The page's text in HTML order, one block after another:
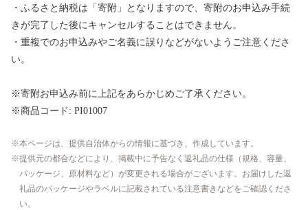
・ふるさと納税は「寄附」となりますので、寄附のお申込み手続
きが完了した後にキャンセルすることはできません。
・重複でのお申込みやご名義に誤りなどがないようご注意くださ
い。
※寄附お申込み前に上記をあらかじめご了承ください。
※商品コード: PI01007
本ページは、提供自治体からの情報に基づき、作成しています。
提供元の都合などにより、掲載中に予告なく返礼品の仕様（規格、容量、
パッケージ、原材料など）が変更される場合がございます。お届けした返
礼品のパッケージやラベルに記載されている注意書きなどをご確認くださ
い。